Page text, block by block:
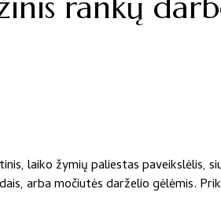
laiko žymių paliestas paveikslėlis,
arba močiutės darželio gėlėmis.